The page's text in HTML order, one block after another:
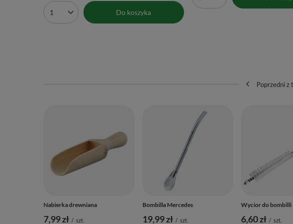
Ilość produktów Do koszyka
Poprzedni z
Nabierka drewniana
7,99 zł / szt.
Bombilla Mercedes
19,99 zł / szt.
Wycior do bombilli
6,60 zł / szt.